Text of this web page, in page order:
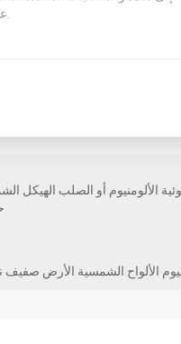
الألومنيوم أو الصلب الهيكل
الألواح الشمسية الأرض صفيف